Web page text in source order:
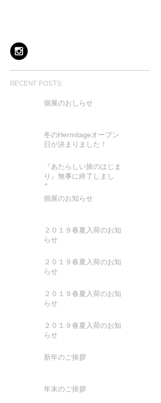
RECENT POSTS:
個展のおしらせ
冬のHermitageオープン
日が決まりました！
『あたらしい旅のはじま
り』無事に終了しまし
た。
個展のお知らせ
２０１９春夏入荷のお知
らせ
２０１９春夏入荷のお知
らせ
２０１９春夏入荷のお知
らせ
２０１９春夏入荷のお知
らせ
新年のご挨拶
年末のご挨拶